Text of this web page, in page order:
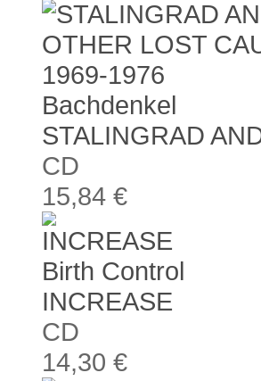
Bachdenkel
STALINGRAD
CD
15,84 €
Birth Control
INCREASE
CD
14,30 €